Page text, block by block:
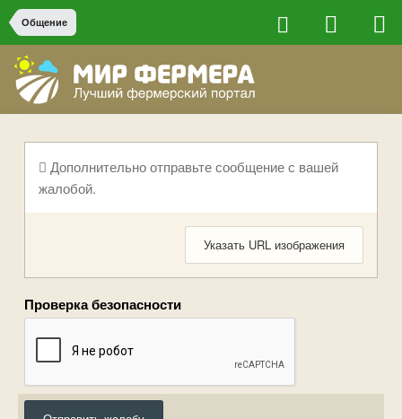
Общение
Дополнительно отправьте сообщение с вашей
жалобой.
Указать URL изображения
Проверка безопасности